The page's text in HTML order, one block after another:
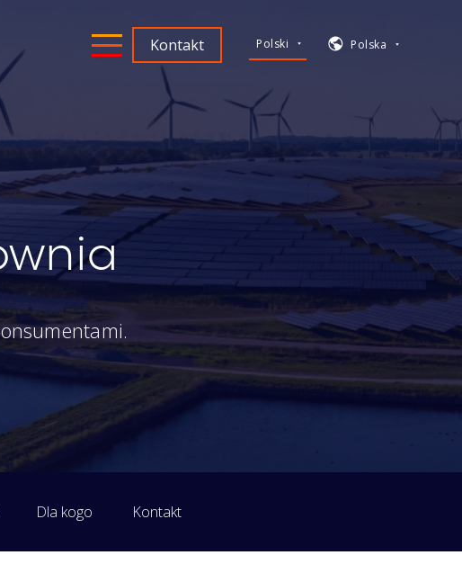
Kontakt Polski Polska
Dla kogo Kontakt